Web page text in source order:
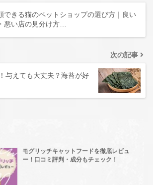
できる猫のペットショップの選び方｜良い
悪い店の見分け方…
次の記事
与えても大丈夫？海苔が好
モグリッチキャットフードを徹底レビュ
ー！口コミ評判・成分もチェック！